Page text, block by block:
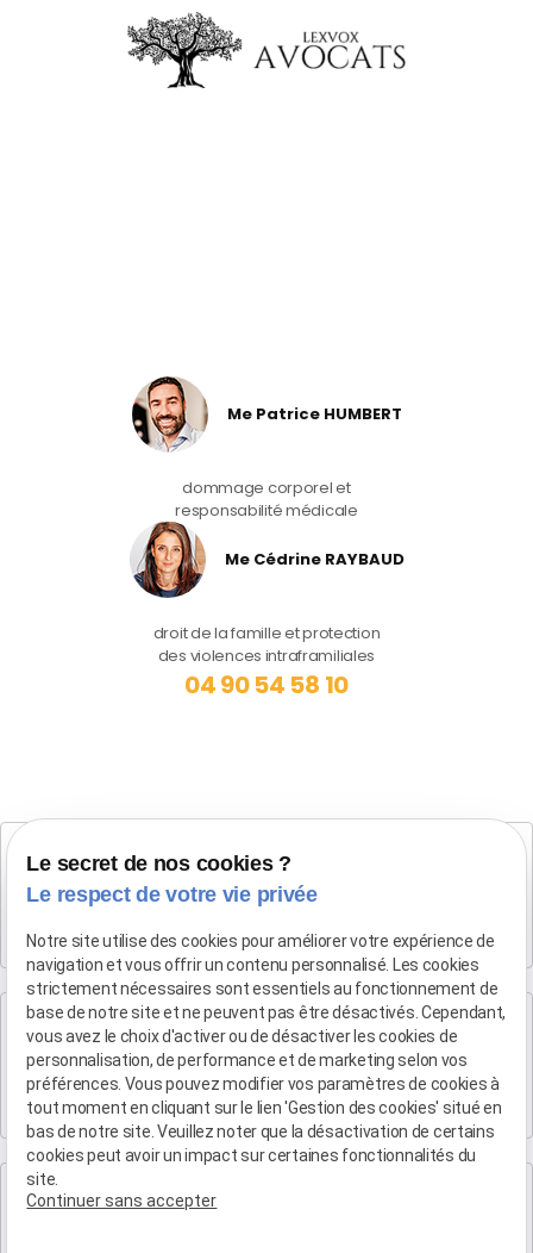
Me Patrice HUMBERT
dommage corporel et
responsabilité médicale
Me Cédrine RAYBAUD
droit de la famille et protection
des violences intraframiliales
04 90 54 58 10
Maître Patrice HUMBERT
13300 SALON-DE-PROVENCE
Cabinet d'Aix-en-Provence
Maître Patrice HUMBERT
4 rue du Quatre-Septembre
13100 AIX EN PROVENCE
Maître Patrice HUMBERT
Le secret de nos cookies ?
Le respect de votre vie privée
Notre site utilise des cookies pour améliorer votre expérience de
navigation et vous offrir un contenu personnalisé. Les cookies
strictement nécessaires sont essentiels au fonctionnement de
base de notre site et ne peuvent pas être désactivés. Cependant,
vous avez le choix d'activer ou de désactiver les cookies de
personnalisation, de performance et de marketing selon vos
préférences. Vous pouvez modifier vos paramètres de cookies à
tout moment en cliquant sur le lien 'Gestion des cookies' situé en
bas de notre site. Veuillez noter que la désactivation de certains
cookies peut avoir un impact sur certaines fonctionnalités du
site.
Continuer sans accepter